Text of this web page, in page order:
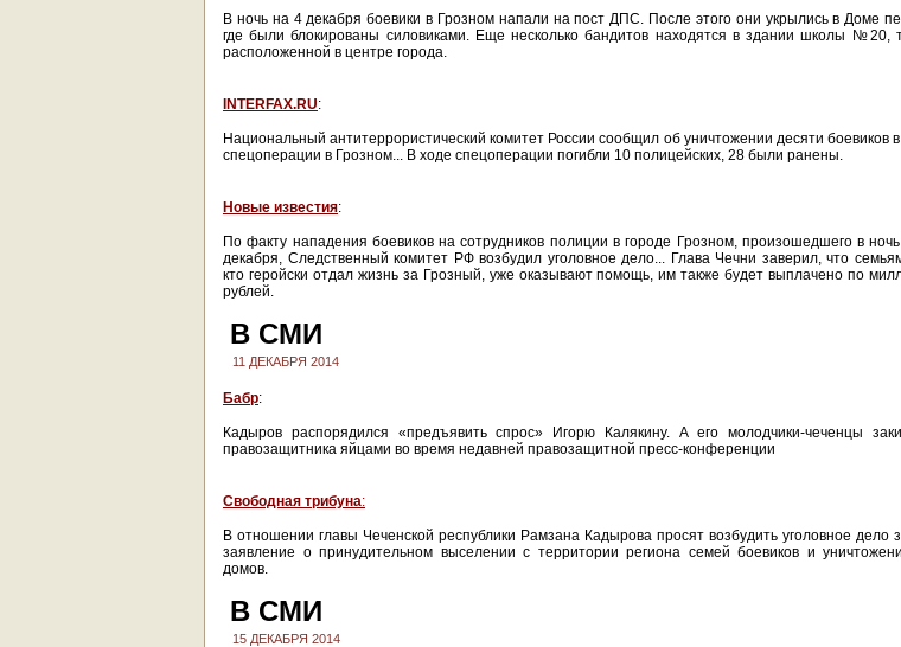
В ночь на 4 декабря боевики в Грозном напали на пост ДПС. После этого они укрылись в Доме
где были блокированы силовиками. Еще несколько бандитов находятся в здании школы №20,
расположенной в центре города.
INTERFAX.RU:
Национальный антитеррористический комитет России сообщил об уничтожении десяти боевиков
спецоперации в Грозном... В ходе спецоперации погибли 10 полицейских, 28 были ранены.
Новые известия:
По факту нападения боевиков на сотрудников полиции в городе Грозном, произошедшего в
декабря, Следственный комитет РФ возбудил уголовное дело... Глава Чечни заверил, что
кто геройски отдал жизнь за Грозный, уже оказывают помощь, им также будет выплачено по
рублей.
В СМИ
11 ДЕКАБРЯ 2014
Бабр:
Кадыров распорядился «предъявить спрос» Игорю Калякину. А его молодчики-чеченцы
правозащитника яйцами во время недавней правозащитной пресс-конференции
Свободная трибуна:
В отношении главы Чеченской республики Рамзана Кадырова просят возбудить уголовное дело
заявление о принудительном выселении с территории региона семей боевиков и
домов.
В СМИ
15 ДЕКАБРЯ 2014